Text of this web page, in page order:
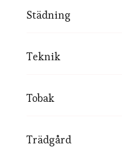
Städning
Teknik
Tobak
Trädgård